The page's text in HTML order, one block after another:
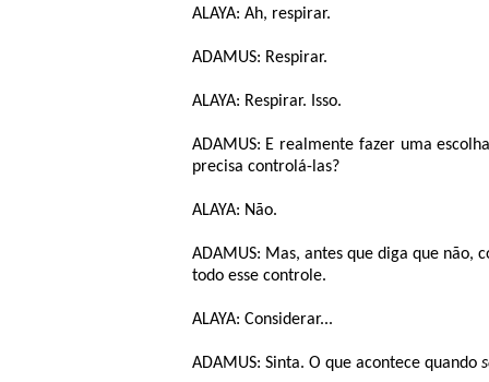
ALAYA: Ah, respirar.
ADAMUS: Respirar.
ALAYA: Respirar. Isso.
ADAMUS: E realmente fazer uma
precisa controlá-las?
ALAYA: Não.
ADAMUS: Mas, antes que diga que não,
todo esse controle.
ALAYA: Considerar...
ADAMUS: Sinta. O que acontece quando